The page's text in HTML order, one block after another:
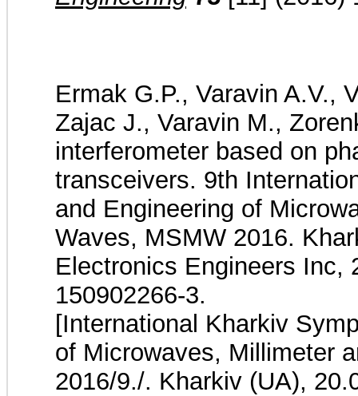
Ermak G.P., Varavin A.V.,
Zajac J., Varavin M.,
interferometer based on
transceivers. 9th
and Engineering of
Waves, MSMW 2016.
Electronics Engineers Inc,
150902266-3.
[International Kharkiv
of Microwaves, Millimeter
2016/9./. Kharkiv (UA),